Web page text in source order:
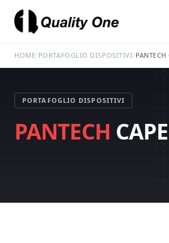
HOME/PORTAFOGLIO DISPOSITIVI/PANTECH
PORTAFOGLIO DISPOSITIVI
PANTECH